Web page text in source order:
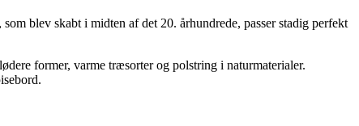
blev skabt i midten af det 20. århundrede, passer stadig perfekt
former, varme træsorter og polstring i naturmaterialer.